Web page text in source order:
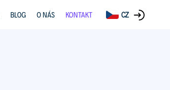
BLOG O NÁS KONTAKT CZ